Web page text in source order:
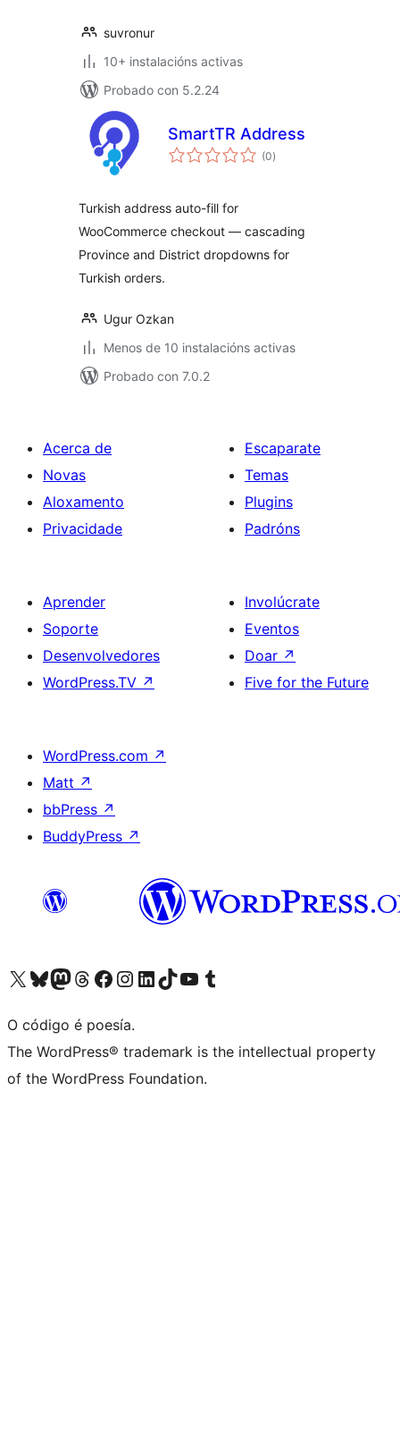
suvronur
10+ instalacións activas
Probado con 5.2.24
SmartTR Address
(0valoracións
totais
)
Turkish address auto-fill for
WooCommerce checkout — cascading
Province and District dropdowns for
Turkish orders.
Ugur Ozkan
Menos de 10 instalacións activas
Probado con 7.0.2
Acerca de
Novas
Aloxamento
Privacidade
Escaparate
Temas
Plugins
Padróns
Aprender
Soporte
Desenvolvedores
WordPress.TV ↗
Involúcrate
Eventos
Doar ↗
Five for the Future
WordPress.com ↗
Matt ↗
bbPress ↗
BuddyPress ↗
Visita la cuenta de X (anteriormente Twitter)
Visita a nosa conta de Bluesky
Visita a nosa conta de Mastodon
Visita a nosa conta de Threads
Visita a nosa páxina de Facebook
Visita a nosa conta de Instagram
Visita a nosa conta de LinkedIn
Visita a nosa conta de TikTok
Visita a nosa canle de YouTube
Visita a nosa conta de Tumblr
O código é poesía.
The WordPress® trademark is the intellectual property
of the WordPress Foundation.